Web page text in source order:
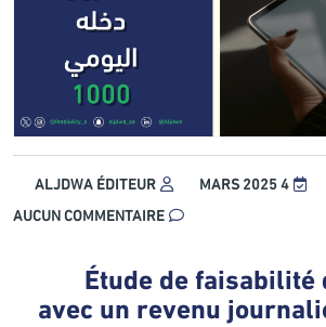
4 MARS 2025
ALJDWA ÉDITEUR
AUCUN COMMENTAIRE
Étude de
avec un revenu